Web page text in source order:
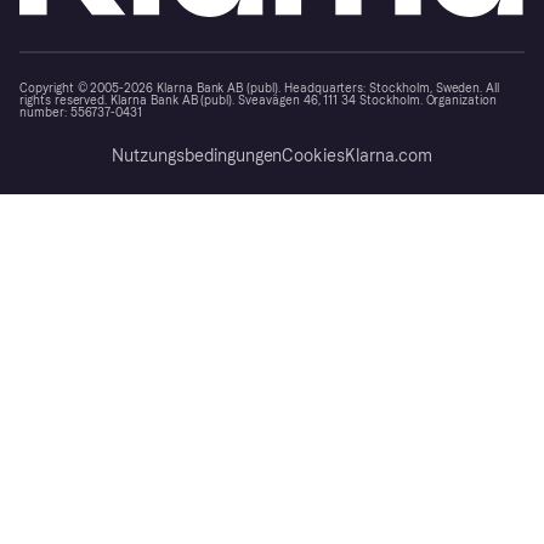
Copyright © 2005-2026 Klarna Bank AB (publ). Headquarters: Stockholm, Sweden. All
rights reserved. Klarna Bank AB (publ). Sveavägen 46, 111 34 Stockholm. Organization
number: 556737-0431
NutzungsbedingungenCookiesKlarna.com